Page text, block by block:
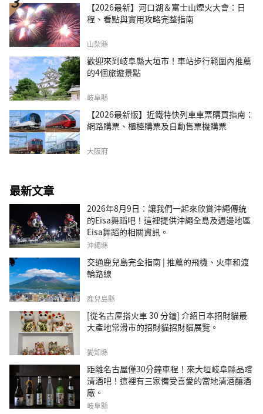
【2026最新】河口湖＆富士山煙火大會：日
程、看點與實用攻略完整指南
山梨縣
歡迎來到岐阜縣大垣市！車站步行範圍內推薦
的4個旅遊景點
岐阜縣
【2026最新版】近鐵特快列車車票購買指南：
網路購票、櫃檯購票及自動售票機購票
大阪府
最新文章
2026年8月9日：讓我們一起來欣賞沖繩傳統
的Eisa舞蹈吧！這裡提供沖繩全島及週邊地區
Eisa舞蹈的相關資訊。
沖繩縣
交通鹿兒島完全指南 | 推薦的飛機、火車和渡
輪路線
鹿兒島縣
[從名古屋搭火車 30 分鐘] 介紹日本招財貓最
大產地常滑市的招財貓招財貓展覽。
愛知縣
距離名古屋僅30分鐘車程！來大垣岐阜縣品嚐
清酒吧！這裡有三家備受喜愛的當地清酒釀酒
廠。
岐阜縣